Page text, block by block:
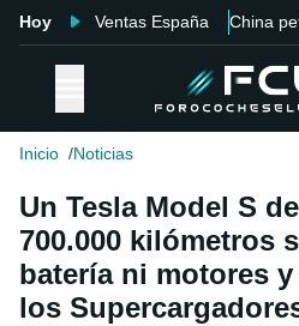
Hoy Ventas España China
Inicio Noticias
Un Tesla Model S
700.000 kilómetros
batería ni motores
los